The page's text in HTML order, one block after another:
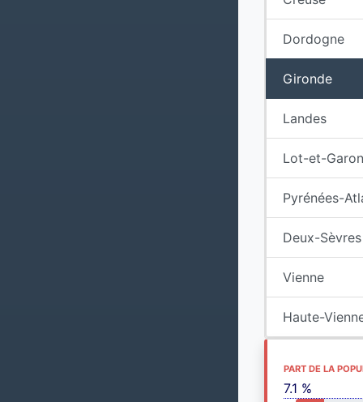
Dordogne
Gironde
Landes
Lot-et-
Pyrénées-
Deux-Sèvres
Vienne
Haute-
PART DE LA
7.1 %